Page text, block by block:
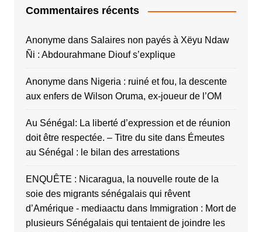
Commentaires récents
Anonymedans Salaires non payés à Xëyu Ndaw
Ñi : Abdourahmane Diouf s’explique
Anonymedans Nigeria : ruiné et fou, la descente
aux enfers de Wilson Oruma, ex-joueur de l’OM
Au Sénégal: La liberté d’expression et de réunion
doit être respectée. – Titre du sitedans Émeutes
au Sénégal : le bilan des arrestations
ENQUÊTE : Nicaragua, la nouvelle route de la
soie des migrants sénégalais qui rêvent
d’Amérique - mediaactu dans Immigration : Mort de
plusieurs Sénégalais qui tentaient de joindre les